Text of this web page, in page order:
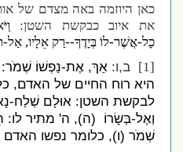
כאן היוזמה באה מצדם של
את איוב כבקשת השטן:
כָל-אֲשֶׁר-לוֹ בְּיָדֶךָ--רַק אֵלָיו, אַל-
[1] ב,ו:אַךְ, אֶת-נַפְשׁוֹ שְׁמֹר:
היא רוח החיים של האדם,
לבקשת השטן: אוּלָם שְׁלַח-נָא
וְאֶל-בְּשָׂרוֹ (ה), ה' מתיר לו:
שְׁמֹר (ו), כלומר נפשו האדם